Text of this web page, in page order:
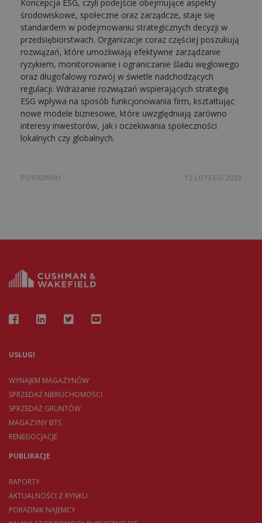
Koncepcja ESG, czyli podejście obejmujące aspekty
środowiskowe, społeczne oraz zarządcze, staje się
standardem w podejmowaniu strategicznych decyzji w
przedsiębiorstwach. Organizacje coraz częściej poszukują
rozwiązań, które umożliwiają efektywne zarządzanie
ryzykiem, monitorowanie i ograniczanie śladu węglowego
oraz długofalowy rozwój w świetle nadchodzących
regulacji. Wdrażanie rozwiązań wspierających strategię
ESG wpływa na sposób funkcjonowania firm, kształtując
nowe modele biznesowe, które uwzględniają zarówno
interesy inwestorów, jak i oczekiwania społeczności
lokalnych czy globalnych.
PORADNIKI 12 LUTEGO 2025
USŁUGI
WYNAJEM MAGAZYNÓW
SPRZEDAŻ NIERUCHOMOŚCI
SPRZEDAŻ GRUNTÓW
MAGAZYNY BTS
RENEGOCJACJE
PUBLIKACJE
RAPORTY
AKTUALNOŚCI Z RYNKU
PORADNIK NAJEMCY